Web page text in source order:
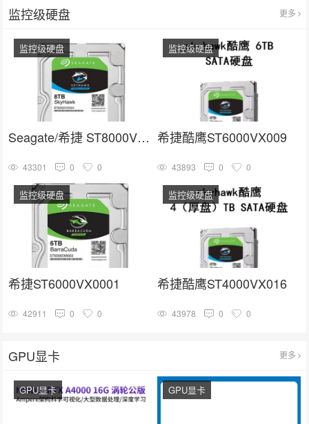
监控级硬盘 更多
Seagate/希捷 ST8000VX004
监控级硬盘
43301 0 0
希捷酷鹰ST6000VX009
监控级硬盘
43893 0 0
希捷ST6000VX0001
监控级硬盘
42911 0 0
希捷酷鹰ST4000VX016
监控级硬盘
43978 0 0
GPU显卡 更多
GPU显卡 GPU显卡